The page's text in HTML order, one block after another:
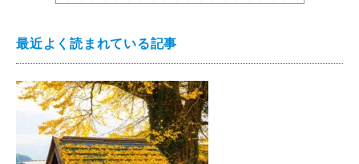
最近よく読まれている記事